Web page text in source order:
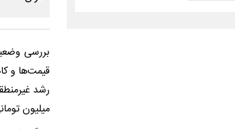
قیمت‌ها و
میلیون